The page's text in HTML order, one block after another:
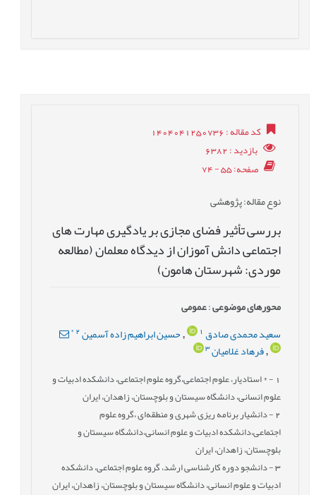
کد مقاله: 1404041250736
بازدید: 6382
صفحه: 55 - 74
نوع مقاله: پژوهشی
بررسی تأثیر فضای مجازی بر یادگیری مهارت های
اجتماعی دانش آموزان از دیدگاه معلمان (مطالعه
موردی: شهرستان هامون)
محورهای موضوعی:عمومى
سعید محمدی صادق
,حسین ابراهیم زاده آسمین 2
*
,فرهاد غلامیان 3
- * استادیار، علوم اجتماعی،گروه علوم اجتماعی، دانشکده ادبیات و
علوم انسانی، دانشگاه سیستان و بلوچستان، زاهدان، ایران
2- دانشیار برنامه ریزی شهری و منطقه‌ای ،گروه علوم
اجتماعی،دانشکده ادبیات و علوم انسانی،دانشگاه سیستان و
بلوچستان، زاهدان، ایران
3- دانشجو دوره کارشناسی ارشد، گروه علوم اجتماعی، دانشکده
ادبیات و علوم انسانی، دانشگاه سیستان و بلوچستان، زاهدان، ایران